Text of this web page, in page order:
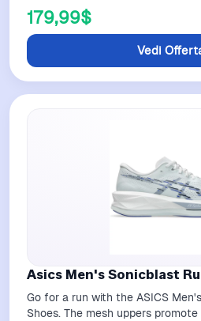
179,99$
Vedi
Asics Men's Sonicblast
Go for a run with the ASICS
Shoes. The mesh uppers